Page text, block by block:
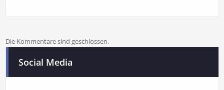
Die Kommentare sind geschlossen.
Social Media